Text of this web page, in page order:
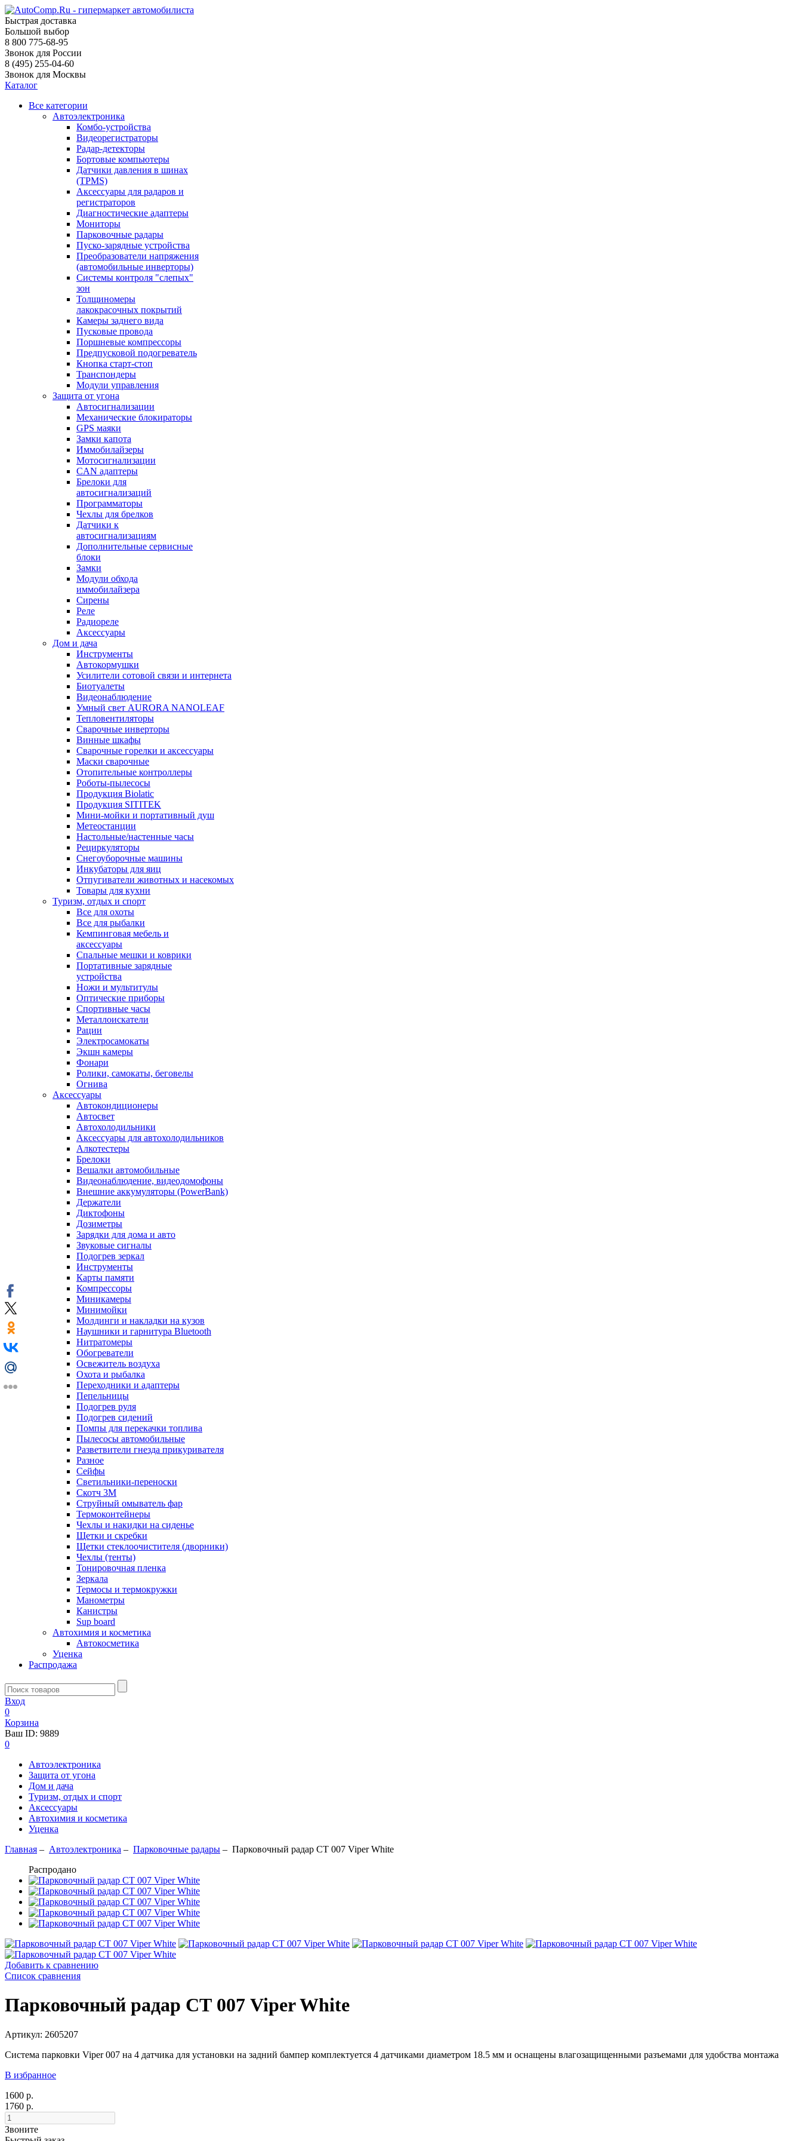
Быстрая доставка
Большой выбор
8 800 775-68-95
Звонок для России
8 (495) 255-04-60
Звонок для Москвы
Каталог
Все категории
Автоэлектроника
Комбо-устройства
Видеорегистраторы
Радар-детекторы
Бортовые компьютеры
Датчики давления в шинах
(TPMS)
Аксессуары для радаров и
регистраторов
Диагностические адаптеры
Мониторы
Парковочные радары
Пуско-зарядные устройства
Преобразователи напряжения
(автомобильные инверторы)
Системы контроля "слепых"
зон
Толщиномеры
лакокрасочных покрытий
Камеры заднего вида
Пусковые провода
Поршневые компрессоры
Предпусковой подогреватель
Кнопка старт-стоп
Транспондеры
Модули управления
Защита от угона
Автосигнализации
Механические блoкираторы
GPS маяки
Замки капота
Иммобилайзеры
Мотосигнализации
CAN адаптеры
Брелоки для
автосигнализаций
Программаторы
Чехлы для брелков
Датчики к
автосигнализациям
Дополнительные сервисные
блоки
Замки
Модули обхода
иммобилайзера
Сирены
Реле
Радиореле
Аксессуары
Дом и дача
Инструменты
Автокормушки
Усилители сотовой связи и интернета
Биотуалеты
Видеонаблюдение
Умный свет AURORA NANOLEAF
Тепловентиляторы
Сварочные инверторы
Винные шкафы
Сварочные горелки и аксессуары
Маски сварочные
Отопительные контроллеры
Роботы-пылесосы
Продукция Biolatic
Продукция SITITEK
Мини-мойки и портативный душ
Метеостанции
Настольные/настенные часы
Рециркуляторы
Снегоуборочные машины
Инкубаторы для яиц
Отпугиватели животных и насекомых
Товары для кухни
Туризм, отдых и спорт
Все для охоты
Все для рыбалки
Кемпинговая мебель и
аксессуары
Спальные мешки и коврики
Портативные зарядные
устройства
Ножи и мультитулы
Оптические приборы
Спортивные часы
Металлоискатели
Рации
Электросамокаты
Экшн камеры
Фонари
Ролики, самокаты, беговелы
Огнива
Аксессуары
Автокондиционеры
Aвтосвет
Автохолодильники
Аксессуары для автохолодильников
Алкотестеры
Брелоки
Вешалки автомобильные
Видеонаблюдение, видеодомофоны
Внешние аккумуляторы (PowerBank)
Держатели
Диктофоны
Дозиметры
Зарядки для дома и авто
Звуковые сигналы
Подогрев зеркал
Инструменты
Карты памяти
Компрессоры
Миникамеры
Минимойки
Молдинги и накладки на кузов
Наушники и гарнитура Bluetooth
Нитратомеры
Обогреватели
Освежитель воздуха
Охота и рыбалка
Переходники и адаптеры
Пепельницы
Подогрев руля
Подогрев сидений
Помпы для перекачки топлива
Пылесосы автомобильные
Разветвители гнезда прикуривателя
Разное
Сейфы
Светильники-переноски
Скотч 3М
Струйный омыватель фар
Термоконтейнеры
Чехлы и накидки на сиденье
Щетки и скребки
Щетки стеклоочистителя (дворники)
Чехлы (тенты)
Тонировочная пленка
Зеркалa
Термосы и термокружки
Манометры
Канистры
Sup board
Автохимия и косметика
Автокосметика
Уценка
Распродажа
Вход
0
Корзина
Ваш ID: 9889
0
Автоэлектроника
Защита от угона
Дом и дача
Туризм, отдых и спорт
Аксессуары
Автохимия и косметика
Уценка
Главная – Автоэлектроника – Парковочные радары – Парковочный радар СТ 007 Viper White
Распродано
Добавить к сравнению
Список сравнения
Парковочный радар СТ 007 Viper White
Артикул: 2605207
Система парковки Viper 007 на 4 датчика для установки на задний бампер комплектуется 4 датчиками диаметром 18.5 мм и оснащены влагозащищенными разъемами для удобства монтажа
В избранное
1600 р.
1760 р.
Звоните